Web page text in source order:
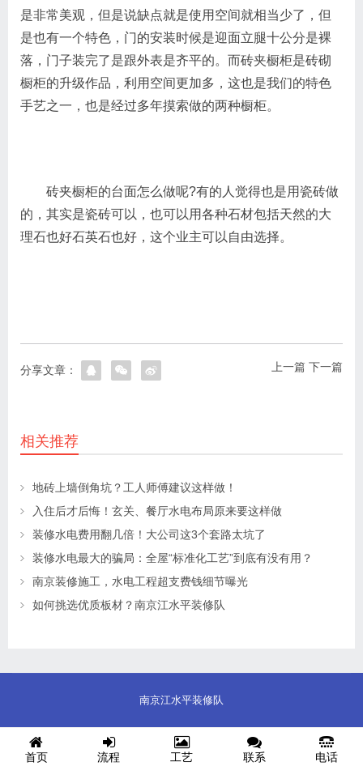
是非常美观，但是说缺点就是使用空间就相当少了，但
是也有一个特色，门的安装时候是迎面立腿十公分是裸
落，门子装完了是跟外表是齐平的。而砖夹橱柜是砖砌
橱柜的升级作品，利用空间更加多，这也是我们的特色
手艺之一，也是经过多年摸索做的两种橱柜。
砖夹橱柜的台面怎么做呢?有的人觉得也是用瓷砖做
的，其实是瓷砖可以，也可以用各种石材包括天然的大
理石也好石英石也好，这个业主可以自由选择。
上一篇 下一篇
分享文章：
相关推荐
地砖上墙倒角坑？工人师傅建议这样做！
入住后才后悔！玄关、餐厅水电布局原来要这样做
装修水电费用翻几倍！大公司这3个套路太坑了
装修水电最大的骗局：全屋“标准化工艺”到底有没有用？
南京装修施工，水电工程超支费钱细节曝光
如何挑选优质板材？南京江水平装修队
南京江水平装修队
首页 流程 工艺 联系 电话